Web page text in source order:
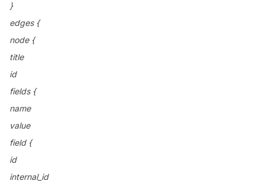
}
edges {
node {
title
id
fields {
name
value
field {
id
internal_id